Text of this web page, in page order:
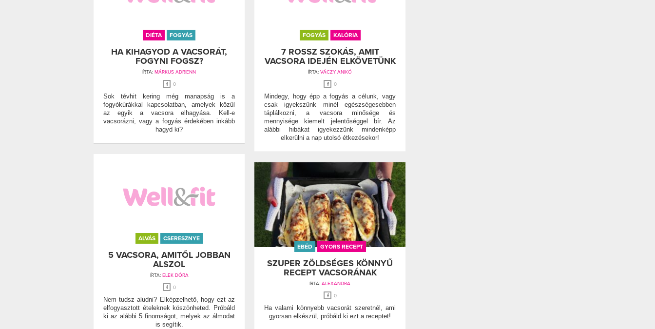
DIÉTA FOGYÁS
HA KIHAGYOD A VACSORÁT,
FOGYNI FOGSZ?
ÍRTA: MÁRKUS ADRIENN
0
Sok tévhit kering még manapság is a
fogyókúrákkal kapcsolatban, amelyek közül
az egyik a vacsora elhagyása. Kell-e
vacsorázni, vagy a fogyás érdekében inkább
hagyd ki?
FOGYÁS KALÓRIA
7 ROSSZ SZOKÁS, AMIT
VACSORA IDEJÉN ELKÖVETÜNK
ÍRTA: VÁCZY ANIKÓ
0
Mindegy, hogy épp a fogyás a célunk, vagy
csak igyekszünk minél egészségesebben
táplálkozni, a vacsora minősége és
mennyisége kiemelt jelentőséggel bír. Az
alábbi hibákat igyekezzünk mindenképp
elkerülni a nap utolsó étkezésekor!
ALVÁS CSERESZNYE
5 VACSORA, AMITŐL JOBBAN
ALSZOL
ÍRTA: ELEK DÓRA
0
Nem tudsz aludni? Elképzelhető, hogy ezt az
elfogyasztott ételeknek köszönheted. Próbáld
ki az alábbi 5 finomságot, melyek az álmodat
is segítik.
EBÉD GYORS RECEPT
SZUPER ZÖLDSÉGES KÖNNYŰ
RECEPT VACSORÁNAK
ÍRTA: ALEXANDRA
0
Ha valami könnyebb vacsorát szeretnél, ami
gyorsan elkészül, próbáld ki ezt a receptet!